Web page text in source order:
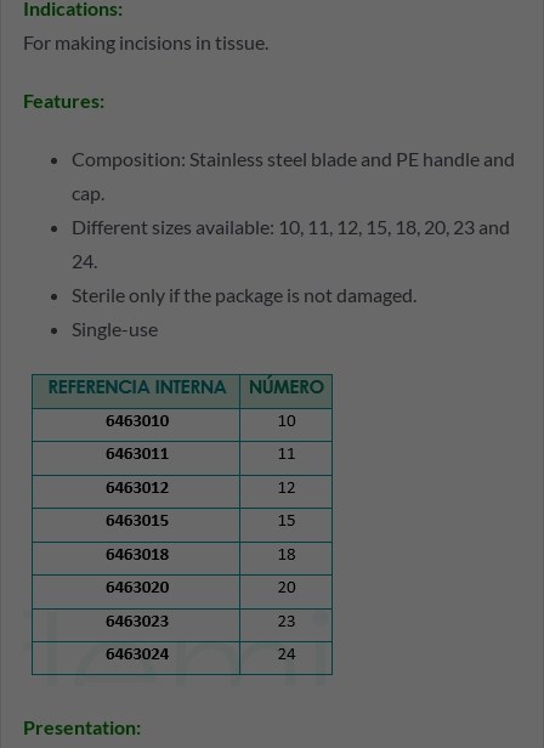
Indications:
For making incisions in tissue.
Features:
Composition: Stainless steel blade and PE handle and
cap.
Different sizes available: 10, 11, 12, 15, 18, 20, 23 and
24.
Sterile only if the package is not damaged.
Single-use
Presentation: